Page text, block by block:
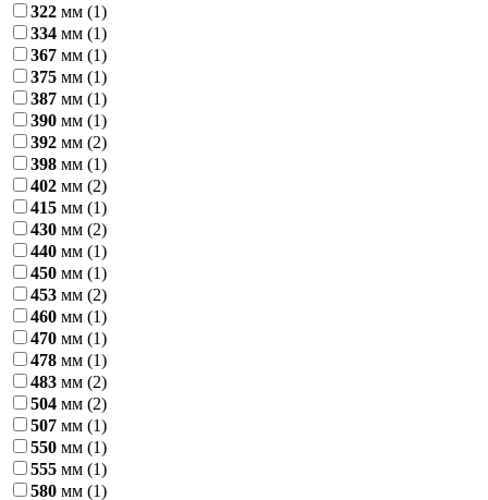
322 мм (1)
334 мм (1)
367 мм (1)
375 мм (1)
387 мм (1)
390 мм (1)
392 мм (2)
398 мм (1)
402 мм (2)
415 мм (1)
430 мм (2)
440 мм (1)
450 мм (1)
453 мм (2)
460 мм (1)
470 мм (1)
478 мм (1)
483 мм (2)
504 мм (2)
507 мм (1)
550 мм (1)
555 мм (1)
580 мм (1)